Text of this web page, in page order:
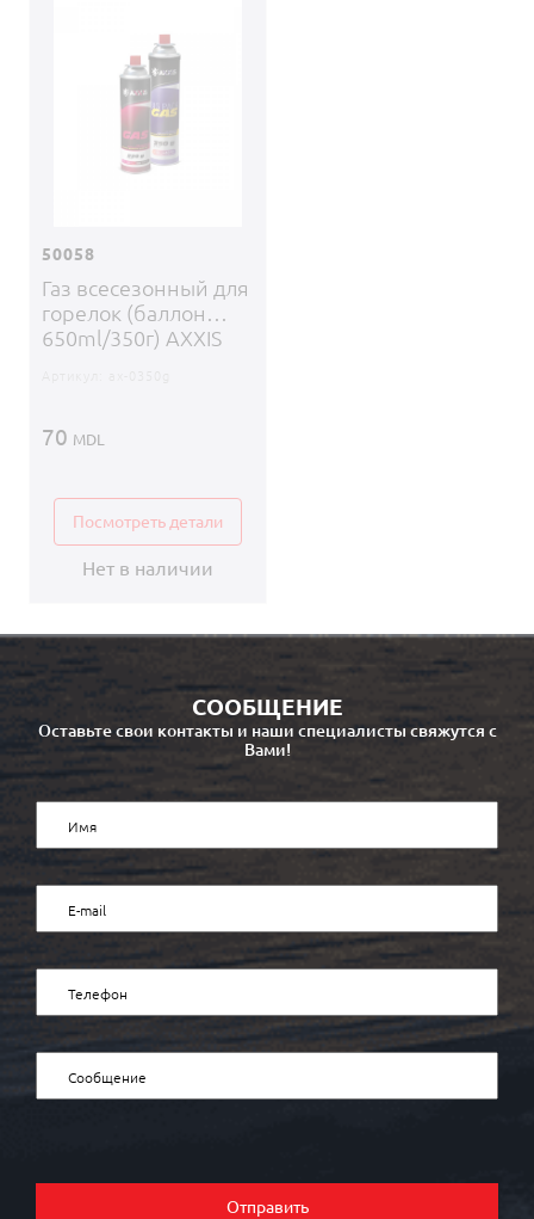
50058
Газ всесезонный для
горелок (баллон
650ml/350г) AXXIS
70 MDL
Посмотреть детали
Нет в наличии
СООБЩЕНИЕ
Оставьте свои контакты и наши специалисты свяжутся с
Вами!
Отправить